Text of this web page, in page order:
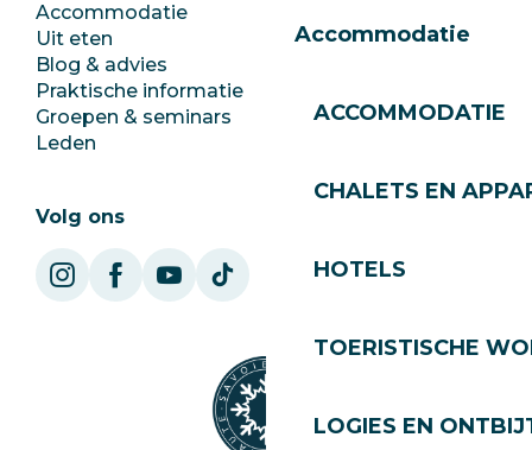
Accommodatie
ACCOMMODATIE
CHALETS EN
HOTELS
TOERISTISCHE
LOGIES EN
Accommodatie
Uit eten
Blog & advies
Praktische informatie
Groepen & seminars
Leden
Jobs
SoleGets
Volg ons